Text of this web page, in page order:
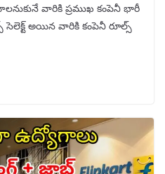
వారికి ప్రముఖ కంపెనీ భారీ
సెలెక్ట్ అయిన వారికి కంపెనీ రూల్స్